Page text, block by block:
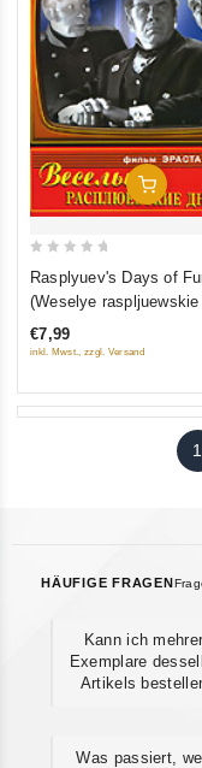
In Den
5
Rasplyuev's Days of
(Weselye raspljuewskie
€7,99
inkl. Mwst., zzgl. Versand
1
HÄUFIGE FRAGEN
Kann ich
Exemplare
Artikels
Was passiert,